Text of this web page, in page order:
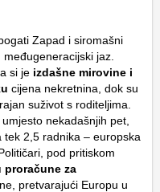
Zapad i siromašni
jaz.
si je izdašne mirovine i
cijena nekretnina, dok su
suživot s roditeljima.
nekadašnjih pet,
2,5 radnika – europska
pod pritiskom
proračune za
pretvarajući Europu u